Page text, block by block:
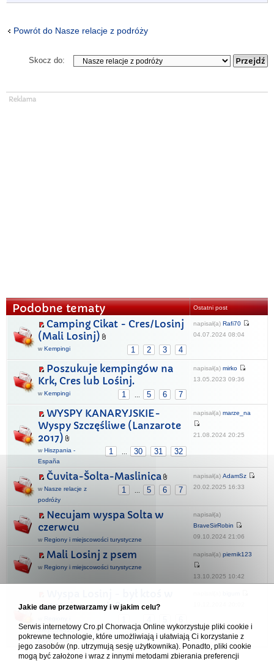
Powrót do Nasze relacje z podróży
Skocz do:
Podobne tematy Ostatni post
Camping Cikat - Cres/Losinj
(Mali Losinj)
1 2 3 4
w Kempingi
napisał(a) Rafi70
04.07.2024 08:04
Poszukuje kempingów na
Krk, Cres lub Lośinj.
1 5 6 7
w Kempingi
napisał(a) mirko
13.05.2023 09:36
WYSPY KANARYJSKIE-
Wyspy Szczęśliwe (Lanzarote
2017)
1 30 31 32
w Hiszpania -
España
napisał(a) marze_na
21.08.2024 20:25
Čuvita-Šolta-Maslinica
1 5 6 7
w Nasze relacje z
podróży
napisał(a) AdamSz
20.02.2025 16:33
Necujam wyspa Solta w
czerwcu
w Regiony i miejscowości turystyczne
napisał(a)
BraveSirRobin
09.10.2024 21:06
Mali Losinj z psem
w Regiony i miejscowości turystyczne
napisał(a) piernik123
13.10.2025 10:42
ostatnim czasie?
miejscowości
turystyczne
Jakie dane przetwarzamy i w jakim celu?
Serwis internetowy Cro.pl Chorwacja Online wykorzystuje pliki cookie i
pokrewne technologie, które umożliwiają i ułatwiają Ci korzystanie z
jego zasobów (np. utrzymują sesję użytkownika). Ponadto, pliki cookie
mogą być założone i wraz z innymi metodami zbierania preferencji